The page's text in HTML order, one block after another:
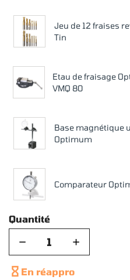
Jeu de 12 fraises
Tin
Etau de fraisage
VMQ 80
Base magnétique
Optimum
Comparateur
Quantité
− +
 En réappro